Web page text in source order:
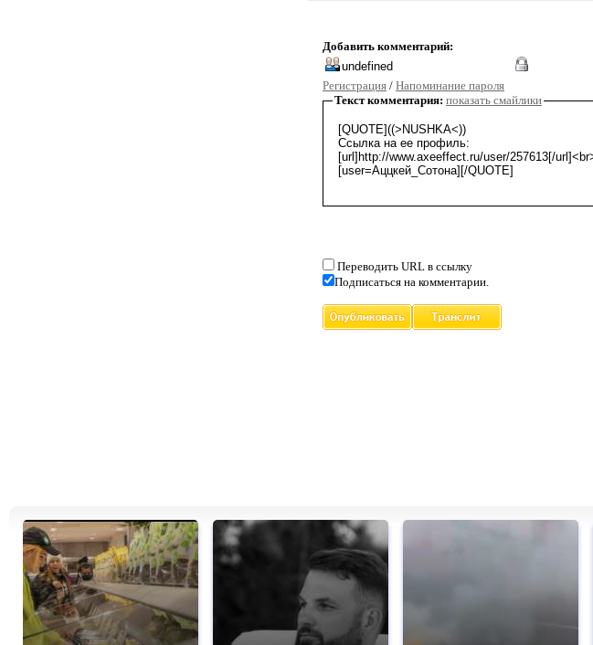
Добавить комментарий:
Регистрация / Напоминание пароля
Текст комментария: показать смайлики
Переводить URL в ссылку
Подписаться на комментарии.